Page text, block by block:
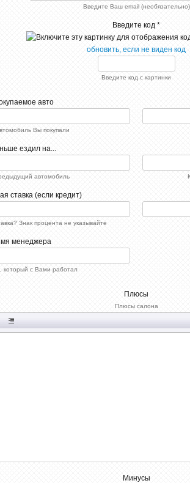
Введите Ваш email (необязательно)
Введите код *
обновить, если не виден код
Введите код с картинки
авто
Вы покупали
ездил на...
автомобиль
ставка (если кредит)
Знак процента не указывайте
менеджера
который с Вами работал
Плюсы
Плюсы салона
Минусы